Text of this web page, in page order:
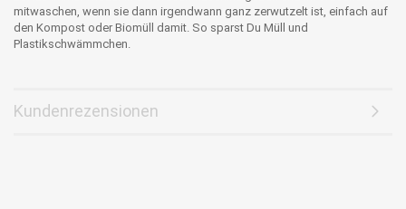
mitwaschen, wenn sie dann irgendwann ganz zerwutzelt ist, einfach auf
den Kompost oder Biomüll damit. So sparst Du Müll und
Plastikschwämmchen.
Kundenrezensionen